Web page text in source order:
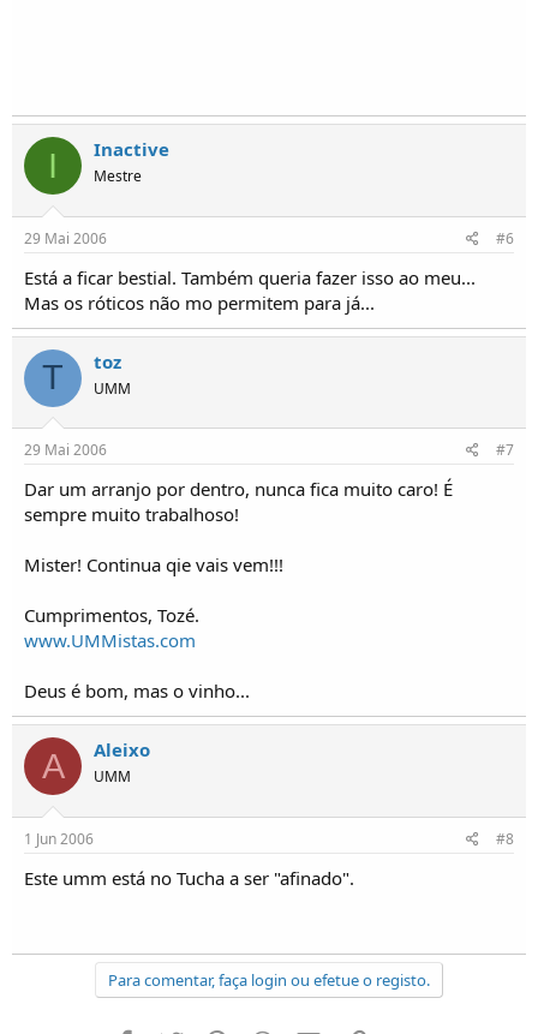
I Inactive
Mestre
29 Mai 2006 #6
Está a ficar bestial. Também queria fazer isso ao meu...
Mas os róticos não mo permitem para já...
T toz
UMM
29 Mai 2006 #7
Dar um arranjo por dentro, nunca fica muito caro! É
sempre muito trabalhoso!
Mister! Continua qie vais vem!!!
Cumprimentos, Tozé.
www.UMMistas.com
Deus é bom, mas o vinho...
A Aleixo
UMM
1 Jun 2006 #8
Este umm está no Tucha a ser "afinado".
Para comentar, faça login ou efetue o registo.